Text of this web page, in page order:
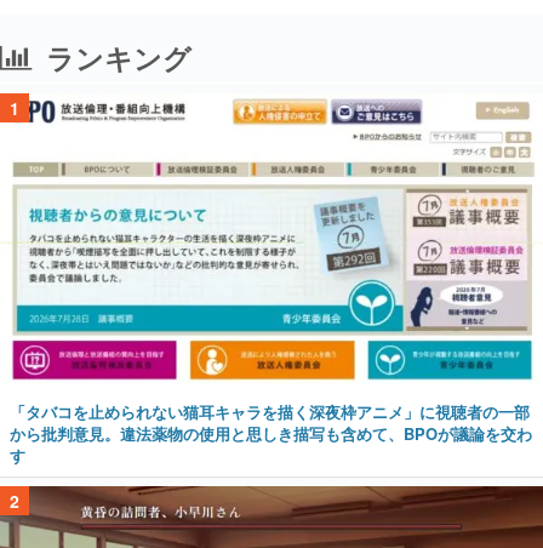
ランキング
1
「タバコを止められない猫耳キャラを描く深夜枠アニメ」に視聴者の一部
から批判意見。違法薬物の使用と思しき描写も含めて、BPOが議論を交わ
す
2